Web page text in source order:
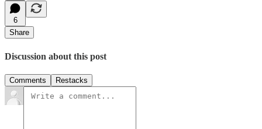
6
Share
Discussion about this post
Comments Restacks